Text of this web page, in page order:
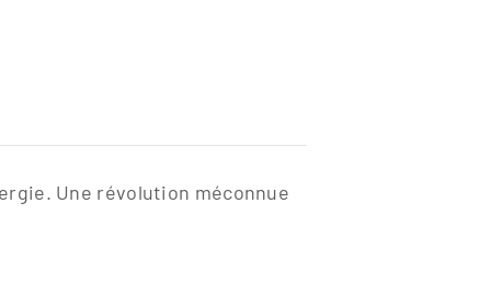
Une révolution méconnue